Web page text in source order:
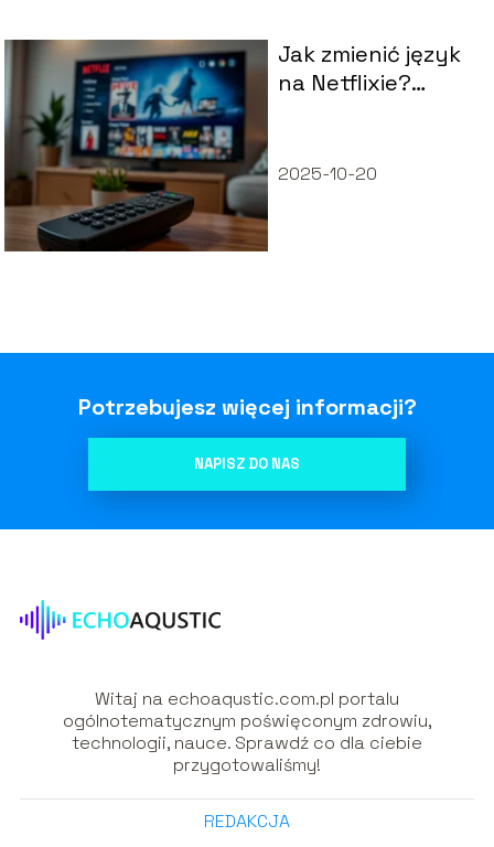
Jak zmienić język
na Netflixie?
2025-10-20
Potrzebujesz więcej informacji?
NAPISZ DO NAS
Witaj na echoaqustic.com.pl portalu
ogólnotematycznym poświęconym zdrowiu,
technologii, nauce. Sprawdź co dla ciebie
przygotowaliśmy!
REDAKCJA